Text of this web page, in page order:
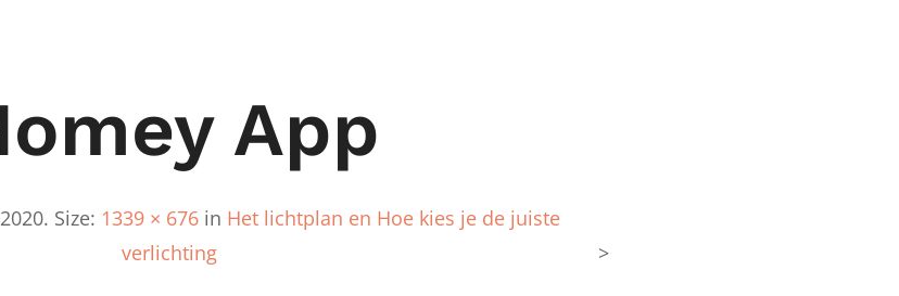
App
. Size: 1339 × 676 in Het lichtplan en Hoe kies je de juiste
verlichting
>